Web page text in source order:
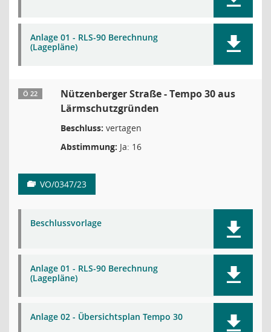
Anlage 01 - RLS-90 Berechnung
(Lagepläne)
Ö 22
Nützenberger Straße - Tempo 30 aus
Lärmschutzgründen
Beschluss: vertagen
Abstimmung: Ja: 16
VO/0347/23
Beschlussvorlage
Anlage 01 - RLS-90 Berechnung
(Lagepläne)
Anlage 02 - Übersichtsplan Tempo 30